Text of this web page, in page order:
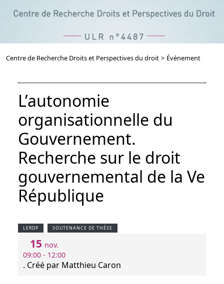
Centre de Recherche Droits et Perspectives du droit > Événement
L’autonomie
organisationnelle du
Gouvernement.
Recherche sur le droit
gouvernemental de la Ve
République
LERDP SOUTENANCE DE THÈSE
15 nov.
09:00 - 12:00
. Créé par Matthieu Caron